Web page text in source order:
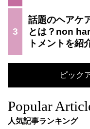
3
話題のヘアケ
とは？non
トメントを紹
ピック
Popular
人気記事ランキング